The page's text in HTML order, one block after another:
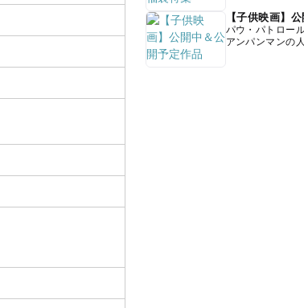
【子供映画】
パウ・パトロー
アンパンマンの